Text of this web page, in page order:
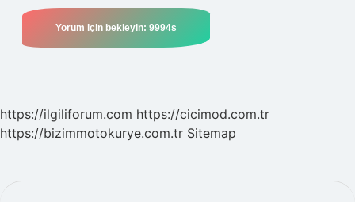
https://ilgiliforum.com https://cicimod.com.tr
https://bizimmotokurye.com.tr Sitemap